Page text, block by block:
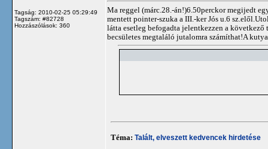
Tagság: 2010-02-25 05:29:49
Tagszám: #82728
Hozzászólások: 360
Ma reggel (márc.28.-án!)6.50perckor megijedt
mentett pointer-szuka a III.-ker Jós u.6
látta esetleg befogadta jelentkezzen a
becsületes megtaláló jutalomra számíthat!A
Téma: Talált, elveszett kedvencek hirdetése